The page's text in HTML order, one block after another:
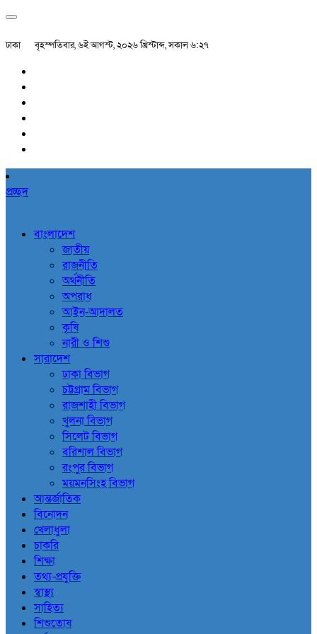
ঢাকা বৃহস্পতিবার, ৬ই আগস্ট, ২০২৬ খ্রিস্টাব্দ, সকাল ৬:২৭
প্রচ্ছদ
বাংলাদেশ
জাতীয়
রাজনীতি
অর্থনীতি
অপরাধ
আইন-আদালত
কৃষি
নারী ও শিশু
সারাদেশ
ঢাকা বিভাগ
চট্টগ্রাম বিভাগ
রাজশাহী বিভাগ
খুলনা বিভাগ
সিলেট বিভাগ
বরিশাল বিভাগ
রংপুর বিভাগ
ময়মনসিংহ বিভাগ
আন্তর্জাতিক
বিনোদন
খেলাধুলা
চাকরি
শিক্ষা
তথ্য-প্রযুক্তি
স্বাস্থ্য
সাহিত্য
শিশুতোষ